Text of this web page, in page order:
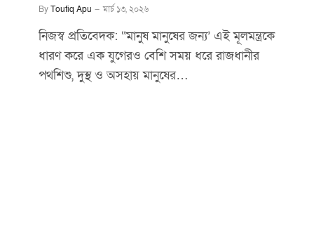
ByToufiq Apu মার্চ ১৩, ২০২৬
নিজস্ব প্রতিবেদক: “মানুষ মানুষের জন্য’ এই মূলমন্ত্রকে
ধারণ করে এক যুগেরও বেশি সময় ধরে রাজধানীর
পথশিশু, দুস্থ ও অসহায় মানুষের…